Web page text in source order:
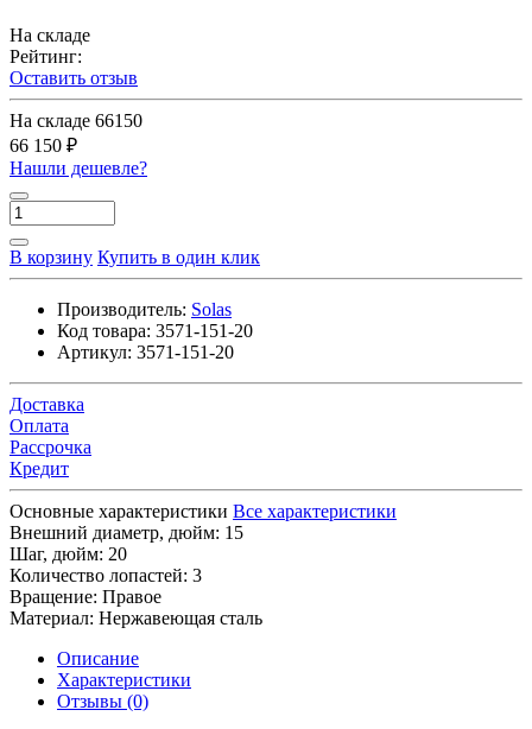
На складе
Рейтинг:
Оставить отзыв
На складе 66150
66 150 ₽
Нашли дешевле?
В корзину Купить в один клик
Производитель: Solas
Код товара: 3571-151-20
Артикул: 3571-151-20
Доставка
Оплата
Рассрочка
Кредит
Основные характеристики Все характеристики
Внешний диаметр, дюйм: 15
Шаг, дюйм: 20
Количество лопастей: 3
Вращение: Правое
Материал: Нержавеющая сталь
Описание
Характеристики
Отзывы (0)